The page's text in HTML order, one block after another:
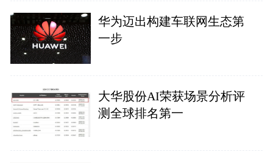
华为迈出构建车联网生态第
一步
大华股份AI荣获场景分析评
测全球排名第一